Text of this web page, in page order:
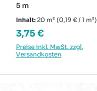
5 m
Inhalt: 20 m² (0,19 € / 1 m²)
Regulärer Preis:
3,75 €
Preise inkl. MwSt. zzgl.
Versandkosten